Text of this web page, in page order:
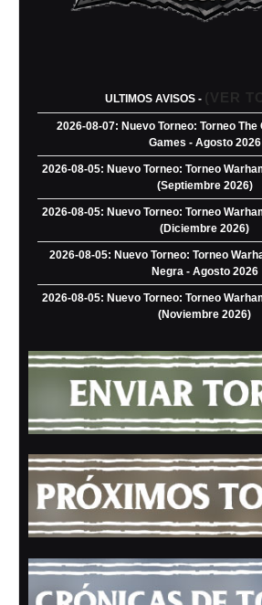
ULTIMOS AVISOS - (VER
2026-08-07: Nuevo Torneo: Torneo The
Games - Agosto 2026
2026-08-05: Nuevo Torneo: Torneo
(Septiembre 2026)
2026-08-05: Nuevo Torneo: Torneo
(Diciembre 2026)
2026-08-05: Nuevo Torneo: Torneo
Negra - Agosto 2026
2026-08-05: Nuevo Torneo: Torneo
(Noviembre 2026)